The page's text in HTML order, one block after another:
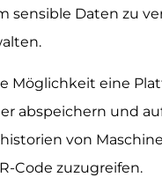
sensible Daten zu
Möglichkeit eine
abspeichern und
von
Code zuzugreifen.